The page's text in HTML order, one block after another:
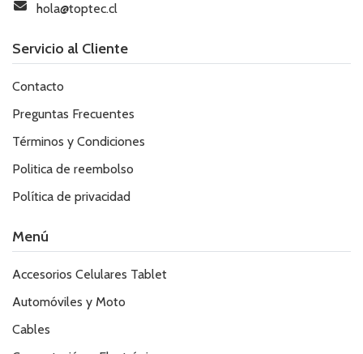
hola@toptec.cl
Servicio al Cliente
Contacto
Preguntas Frecuentes
Términos y Condiciones
Politica de reembolso
Política de privacidad
Menú
Accesorios Celulares Tablet
Automóviles y Moto
Cables